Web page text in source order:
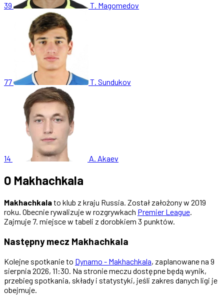
39 T. Magomedov
77 T. Sundukov
14 A. Akaev
O Makhachkala
Makhachkalato klub z kraju Russia. Został założony w 2019
roku. Obecnie rywalizuje w rozgrywkach Premier League.
Zajmuje 7. miejsce w tabeli z dorobkiem 3 punktów.
Następny mecz Makhachkala
Kolejne spotkanie to Dynamo - Makhachkala, zaplanowane na 9
sierpnia 2026, 11:30. Na stronie meczu dostępne będą wynik,
przebieg spotkania, składy i statystyki, jeśli zakres danych ligi je
obejmuje.